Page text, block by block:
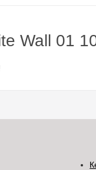
Wall 01